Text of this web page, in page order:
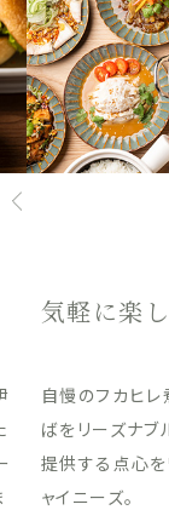
気軽に楽
自慢のフカヒ
ばをリーズナ
提供する点心
ャイニーズ。